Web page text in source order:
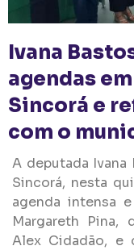
Ivana
agendas
Sincorá e
com o
A deputada
Sincorá, nesta
agenda intensa
Margareth Pina,
Alex Cidadão, e